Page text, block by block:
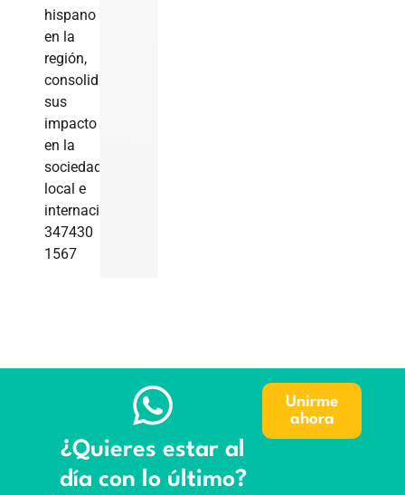
hispano
en la
región,
consolidando
sus
impacto
en la
sociedad
local e
internacional
347430
1567
¿Quieres estar al
día con lo último?
Unirme
ahora